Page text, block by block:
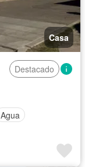
Casa
Destacado
Agua